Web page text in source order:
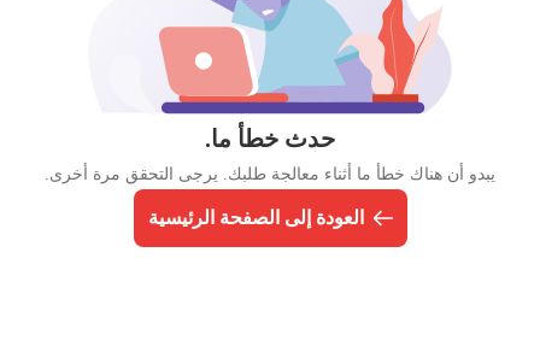
حدث خطأ ما.
يبدو أن هناك خطأ ما أثناء معالجة طلبك. يرجى التحقق مرة أخرى.
العودة إلى الصفحة الرئيسية